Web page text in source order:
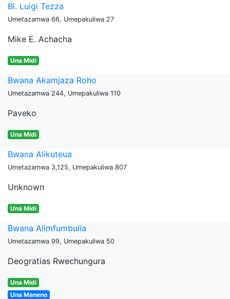
Bl. Luigi Tezza
Umetazamwa 66, Umepakuliwa 27
Mike E. Achacha
Una Midi
Bwana Akamjaza Roho
Umetazamwa 244, Umepakuliwa 110
Paveko
Una Midi
Bwana Alikuteua
Umetazamwa 3,125, Umepakuliwa 807
Unknown
Una Midi
Bwana Alimfumbulia
Umetazamwa 99, Umepakuliwa 50
Deogratias Rwechungura
Una Midi
Una Maneno